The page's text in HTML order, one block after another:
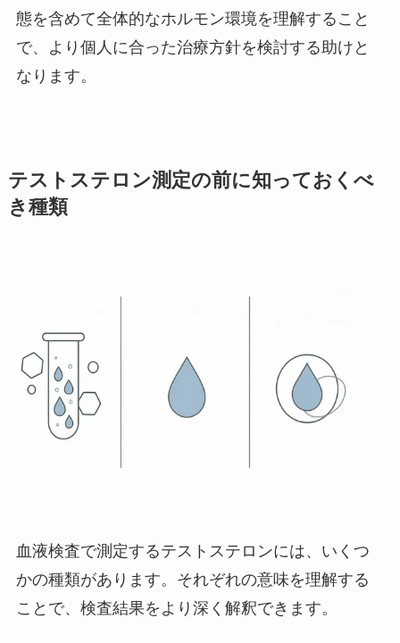
態を含めて全体的なホルモン環境を理解すること
で、より個人に合った治療方針を検討する助けと
なります。
テストステロン測定の前に知っておくべ
き種類
血液検査で測定するテストステロンには、いくつ
かの種類があります。それぞれの意味を理解する
ことで、検査結果をより深く解釈できます。